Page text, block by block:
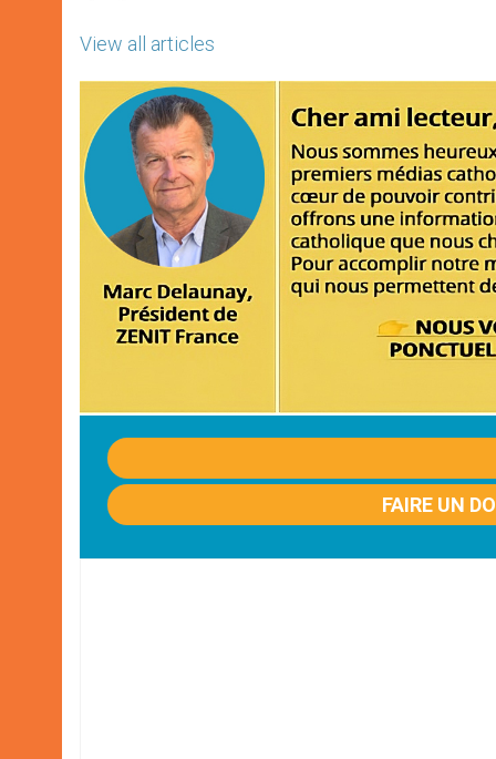
View all articles
FAIRE UN